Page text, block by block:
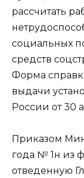
рассчитать
социальных
средств
Форма
выдачи
России от 30
Приказом
года № 1н из
отведенную